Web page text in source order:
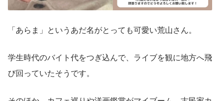
「あらま」というあだ名がとっても可愛い荒山さん。
学生時代のバイト代をつぎ込んで、ライブを観に地方へ飛
び回っていたそうです。